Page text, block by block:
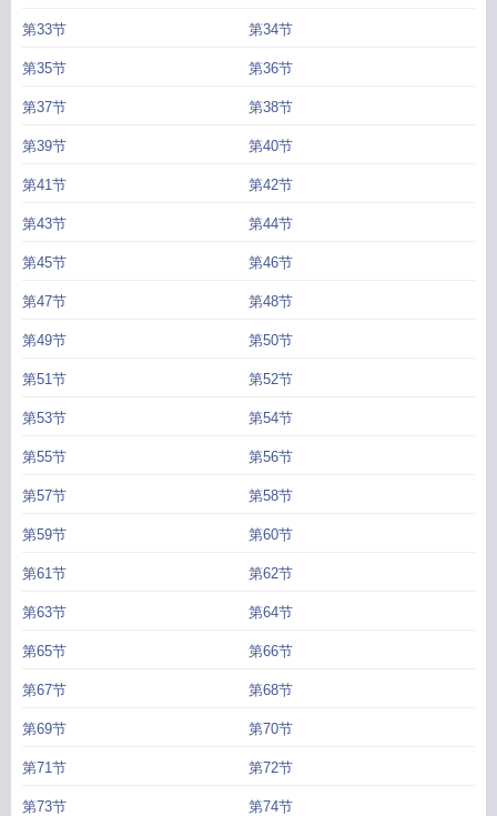
第33节 第34节
第35节 第36节
第37节 第38节
第39节 第40节
第41节 第42节
第43节 第44节
第45节 第46节
第47节 第48节
第49节 第50节
第51节 第52节
第53节 第54节
第55节 第56节
第57节 第58节
第59节 第60节
第61节 第62节
第63节 第64节
第65节 第66节
第67节 第68节
第69节 第70节
第71节 第72节
第73节 第74节